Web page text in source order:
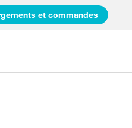
et commandes